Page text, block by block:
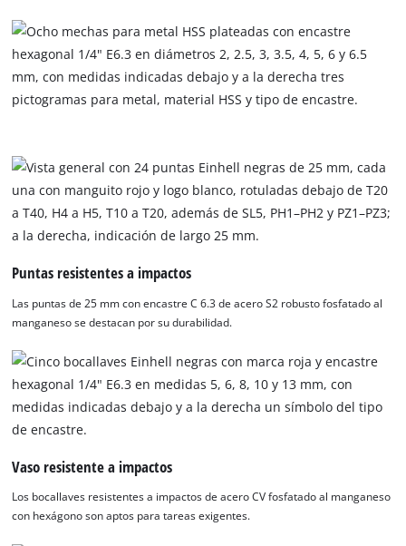
Puntas resistentes a impactos
Las puntas de 25 mm con encastre C 6.3 de acero S2 robusto fosfatado al
manganeso se destacan por su durabilidad.
Vaso resistente a impactos
Los bocallaves resistentes a impactos de acero CV fosfatado al manganeso
con hexágono son aptos para tareas exigentes.